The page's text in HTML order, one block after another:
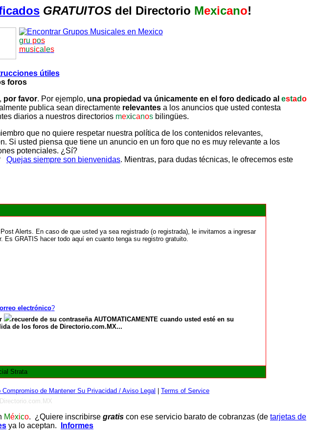
GRATUITOS del Directorio Mexicano!
gru pos
musica es
útiles
foros
por favor. Por ejemplo, una propiedad va únicamente en el foro dedicado al estado
publica sean directamente relevantes a los anuncios que usted contesta
diarios a nuestros directorios mexicanos bilingües.
que no quiere respetar nuestra política de los contenidos relevantes,
Si usted piensa que tiene un anuncio en un foro que no es muy relevante a los
potenciales. ¿Sí?
Quejas siempre son bienvenidas. Mientras, para dudas técnicas, le ofrecemos este
Alerts. En caso de que usted ya sea registrado (o registrada), le invitamos a ingresar
Es GRATIS hacer todo aquí en cuanto tenga su registro gratuito.
electrónico?
recuerde de su contraseña AUTOMATICAMENTE cuando usted esté en su
de los foros de Directorio.com.MX...
Strata
Compromiso de Mantener Su Privacidad / Aviso Legal
Terms of Service
México. ¿Quiere inscribirse gratis con ese servicio barato de cobranzas (de tarjetas de
ya lo aceptan.
Informes